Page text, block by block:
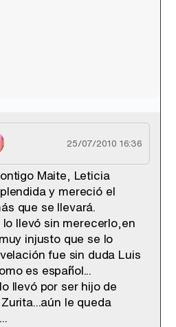
25/07/2010 16:36
Maite, Leticia
y mereció el
que se llevará.
llevó sin merecerlo,en
injusto que se lo
fue sin duda Luis
es español...
llevó por ser hijo de
le queda